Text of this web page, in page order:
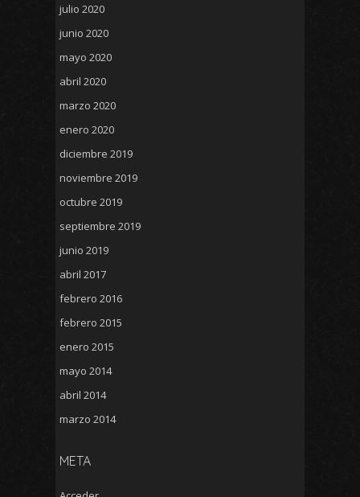
julio 2020
junio 2020
mayo 2020
abril 2020
marzo 2020
enero 2020
diciembre 2019
noviembre 2019
octubre 2019
septiembre 2019
junio 2019
abril 2017
febrero 2016
febrero 2015
enero 2015
mayo 2014
abril 2014
marzo 2014
META